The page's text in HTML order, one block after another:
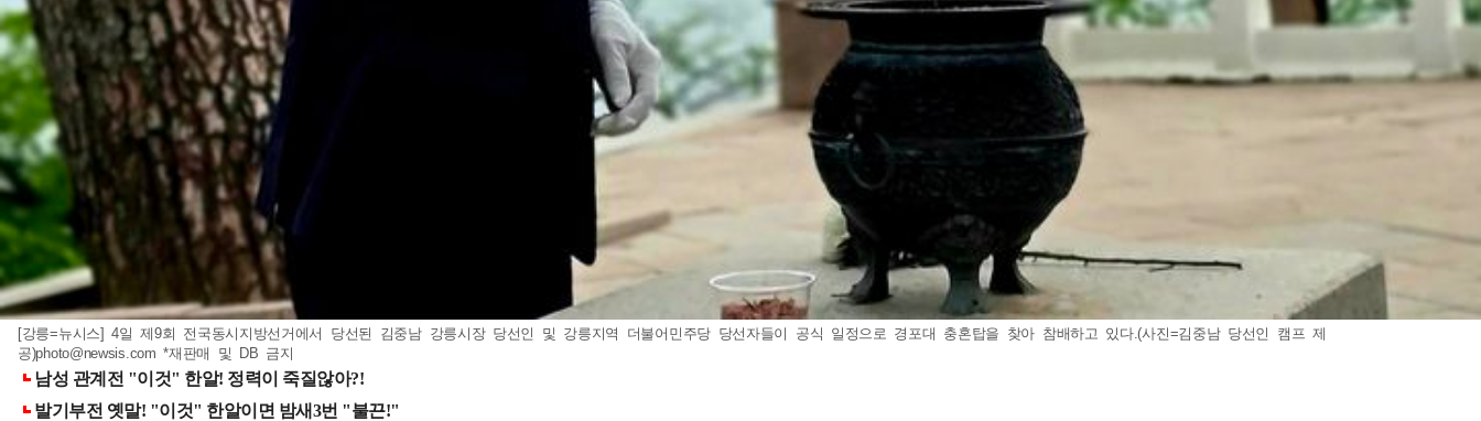
[강릉=뉴시스] 4일 제9회 전국동시지방선거에서 당선된 김중남 강릉시장 당선인 및 강릉지역 더불어민주당 당선자들이 공식 일정으로 경포대 충혼탑을 찾아 참배하고 있다.(사진=김중남 당선인 캠프 제
공)photo@newsis.com *재판매 및 DB 금지